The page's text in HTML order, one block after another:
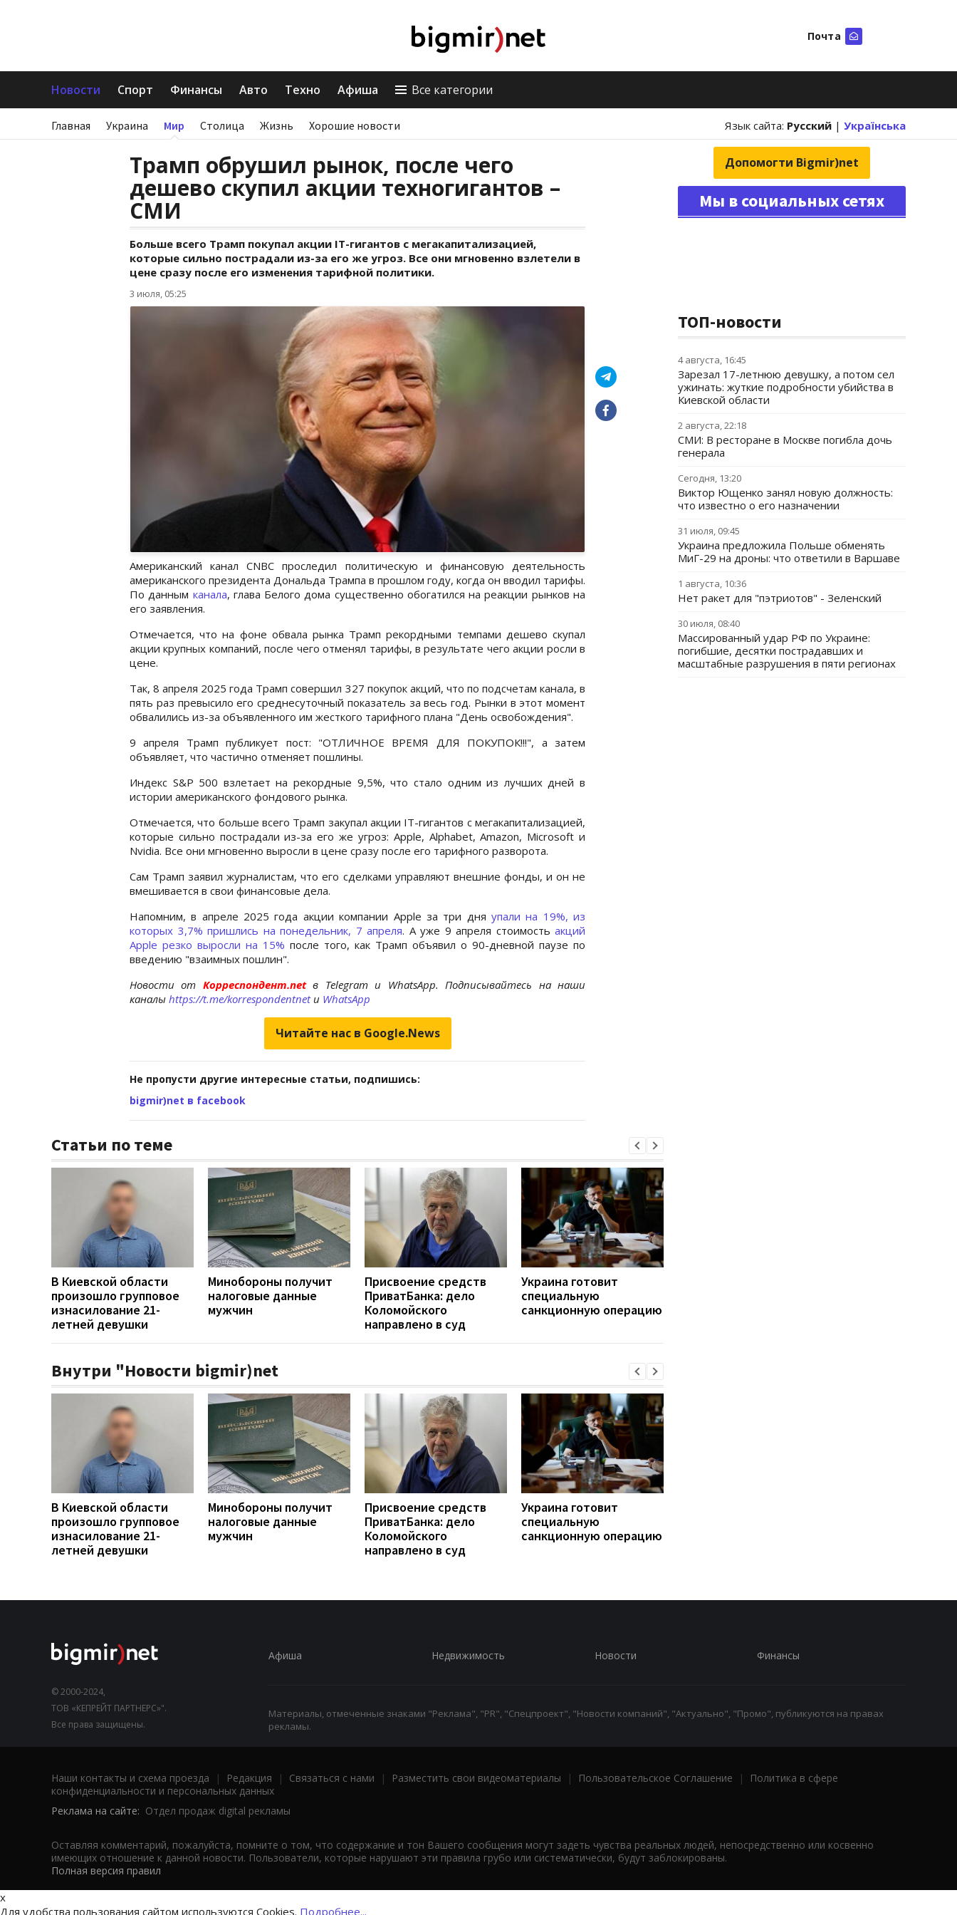
Почта
Новости Спорт Финансы Авто Техно Афиша Все категории
Главная Украина Мир Столица Жизнь Хорошие новости Язык сайта: Русский | Українська
Трамп обрушил рынок, после чего
дешево скупил акции техногигантов –
СМИ
Больше всего Трамп покупал акции IT-гигантов с мегакапитализацией,
которые сильно пострадали из-за его же угроз. Все они мгновенно взлетели в
цене сразу после его изменения тарифной политики.
3 июля, 05:25
Американский канал CNBC проследил политическую и финансовую деятельность
американского президента Дональда Трампа в прошлом году, когда он вводил тарифы.
По данным канала, глава Белого дома существенно обогатился на реакции рынков на
его заявления.
Отмечается, что на фоне обвала рынка Трамп рекордными темпами дешево скупал
акции крупных компаний, после чего отменял тарифы, в результате чего акции росли в
цене.
Так, 8 апреля 2025 года Трамп совершил 327 покупок акций, что по подсчетам канала, в
пять раз превысило его среднесуточный показатель за весь год. Рынки в этот момент
обвалились из-за объявленного им жесткого тарифного плана "День освобождения".
9 апреля Трамп публикует пост: "ОТЛИЧНОЕ ВРЕМЯ ДЛЯ ПОКУПОК!!!", а затем
объявляет, что частично отменяет пошлины.
Индекс S&P 500 взлетает на рекордные 9,5%, что стало одним из лучших дней в
истории американского фондового рынка.
Отмечается, что больше всего Трамп закупал акции IT-гигантов с мегакапитализацией,
которые сильно пострадали из-за его же угроз: Apple, Alphabet, Amazon, Microsoft и
Nvidia. Все они мгновенно выросли в цене сразу после его тарифного разворота.
Сам Трамп заявил журналистам, что его сделками управляют внешние фонды, и он не
вмешивается в свои финансовые дела.
Напомним, в апреле 2025 года акции компании Apple за три дня упали на 19%, из
которых 3,7% пришлись на понедельник, 7 апреля. А уже 9 апреля стоимость акций
Apple резко выросли на 15% после того, как Трамп объявил о 90-дневной паузе по
введению "взаимных пошлин".
Новости от Корреспондент.netв Telegram и WhatsApp. Подписывайтесь на наши
каналы https://t.me/korrespondentnetи WhatsApp
Читайте нас в Google.News
Не пропусти другие интересные статьи, подпишись:
bigmir)net в facebook
Статьи по теме
В Киевской области
произошло групповое
изнасилование 21-
летней девушки
Минобороны получит
налоговые данные
мужчин
Присвоение средств
ПриватБанка: дело
Коломойского
направлено в суд
Украина готовит
специальную
санкционную операцию
Внутри "Новости bigmir)net
В Киевской области
произошло групповое
изнасилование 21-
летней девушки
Минобороны получит
налоговые данные
мужчин
Присвоение средств
ПриватБанка: дело
Коломойского
направлено в суд
Украина готовит
специальную
санкционную операцию
Допомогти Bigmir)net
Мы в социальных сетях
ТОП-новости
4 августа, 16:45
Зарезал 17-летнюю девушку, а потом сел
ужинать: жуткие подробности убийства в
Киевской области
2 августа, 22:18
СМИ: В ресторане в Москве погибла дочь
генерала
Сегодня, 13:20
Виктор Ющенко занял новую должность:
что известно о его назначении
31 июля, 09:45
Украина предложила Польше обменять
МиГ-29 на дроны: что ответили в Варшаве
1 августа, 10:36
Нет ракет для "пэтриотов" - Зеленский
30 июля, 08:40
Массированный удар РФ по Украине:
погибшие, десятки пострадавших и
масштабные разрушения в пяти регионах
© 2000-2024,
ТОВ «КЕПРЕЙТ ПАРТНЕРС»".
Все права защищены.
Афиша Недвижимость Новости Финансы
Материалы, отмеченные знаками "Реклама", "PR", "Спецпроект", "Новости компаний", "Актуально", "Промо", публикуются на правах
рекламы.
Наши контакты и схема проезда | Редакция | Связаться с нами | Разместить свои видеоматериалы | Пользовательское Соглашение |
Политика в сфере
конфиденциальности и персональных данных
Реклама на сайте: Отдел продаж digital рекламы
Оставляя комментарий, пожалуйста, помните о том, что содержание и тон Вашего сообщения могут задеть чувства реальных людей, непосредственно или косвенно
имеющих отношение к данной новости. Пользователи, которые нарушают эти правила грубо или систематически, будут заблокированы.
Полная версия правил
x
Для удобства пользования сайтом используются Cookies. Подробнее...